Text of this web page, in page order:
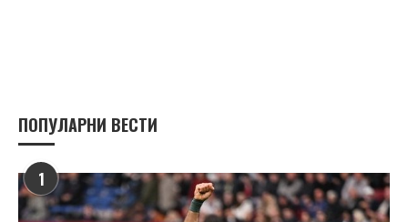
ПОПУЛАРНИ ВЕСТИ
1